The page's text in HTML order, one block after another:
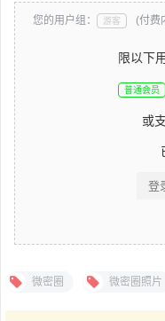
您的用户组： 游客 (付费
限以下
普通会员
或
登
微密圈 微密圈照片